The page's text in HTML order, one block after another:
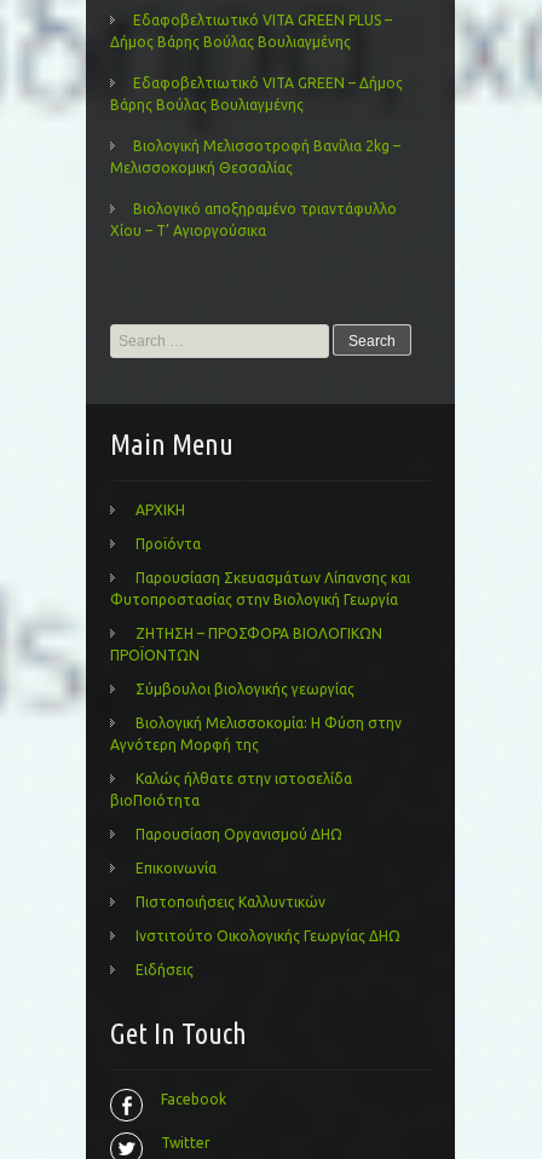
Εδαφοβελτιωτικό VITA GREEN PLUS –
Δήμος Βάρης Βούλας Βουλιαγμένης
Εδαφοβελτιωτικό VITA GREEN – Δήμος
Βάρης Βούλας Βουλιαγμένης
Βιολογική Μελισσοτροφή Βανίλια 2kg –
Μελισσοκομική Θεσσαλίας
Βιολογικό αποξηραμένο τριαντάφυλλο
Χίου – Τ’ Αγιοργούσικα
Search
for:
Main Menu
ΑΡΧΙΚΗ
Προϊόντα
Παρουσίαση Σκευασμάτων Λίπανσης και
Φυτοπροστασίας στην Βιολογική Γεωργία
ΖΗΤΗΣΗ – ΠΡΟΣΦΟΡΑ ΒΙΟΛΟΓΙΚΩΝ
ΠΡΟΪΟΝΤΩΝ
Σύμβουλοι βιολογικής γεωργίας
Βιολογική Μελισσοκομία: Η Φύση στην
Αγνότερη Μορφή της
Καλώς ήλθατε στην ιστοσελίδα
βιοΠοιότητα
Παρουσίαση Οργανισμού ΔΗΩ
Επικοινωνία
Πιστοποιήσεις Καλλυντικών
Ινστιτούτο Οικολογικής Γεωργίας ΔΗΩ
Ειδήσεις
Get In Touch
Facebook
Twitter